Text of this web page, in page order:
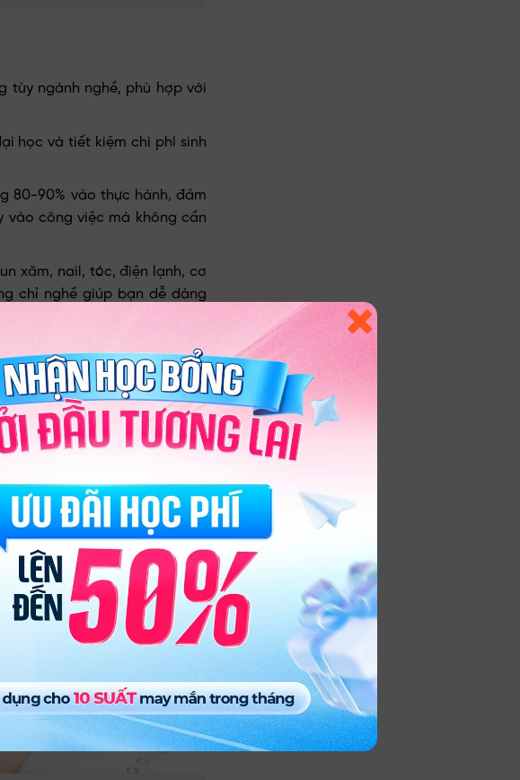
tùy ngành nghề, phù hợp với
học và tiết kiệm chi phí sinh
80-90% vào thực hành, đảm
vào công việc mà không cần
xăm, nail, tóc, điện lạnh, cơ
chỉ nghề giúp bạn dễ dàng
15 triệu/tháng sau 3-6 tháng
nail… có thể tự mở cơ sở kinh